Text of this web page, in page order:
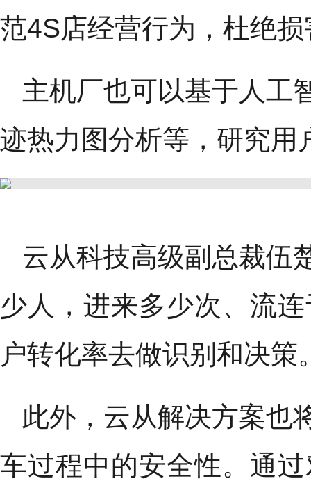
范4S店经营行为，杜绝损
主机厂也可以基于人工
迹热力图分析等，研究用
云从科技高级副总裁伍
少人，进来多少次、流
户转化率去做识别和决策
此外，云从解决方案也
车过程中的安全性。通